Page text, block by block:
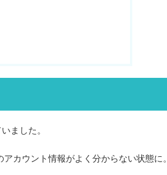
ました。
カウント情報がよく分からない状態に。